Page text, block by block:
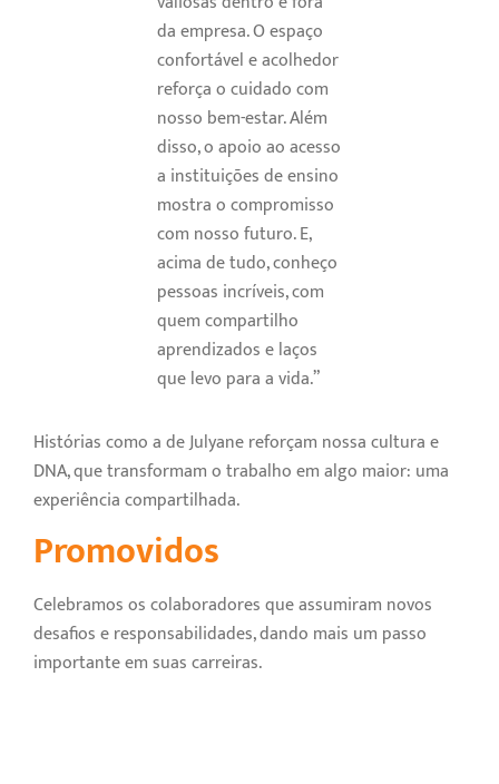
da empresa. O espaço
confortável e acolhedor
reforça o cuidado com
nosso bem-estar. Além
disso, o apoio ao acesso
a instituições de ensino
mostra o compromisso
com nosso futuro. E,
acima de tudo, conheço
pessoas incríveis, com
quem compartilho
aprendizados e laços
que levo para a vida.”
Histórias como a de Julyane reforçam nossa cultura e
DNA, que transformam o trabalho em algo maior: uma
experiência compartilhada.
Promovidos
Celebramos os colaboradores que assumiram novos
desafios e responsabilidades, dando mais um passo
importante em suas carreiras.